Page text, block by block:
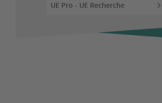
UE Pro - UE Recherche